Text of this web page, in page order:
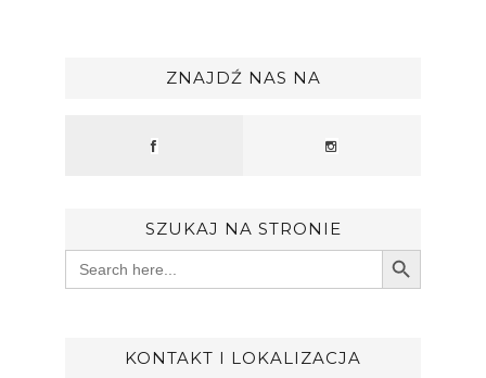
ZNAJDŹ NAS NA
SZUKAJ NA STRONIE
Search
for:
Search Button
KONTAKT I LOKALIZACJA